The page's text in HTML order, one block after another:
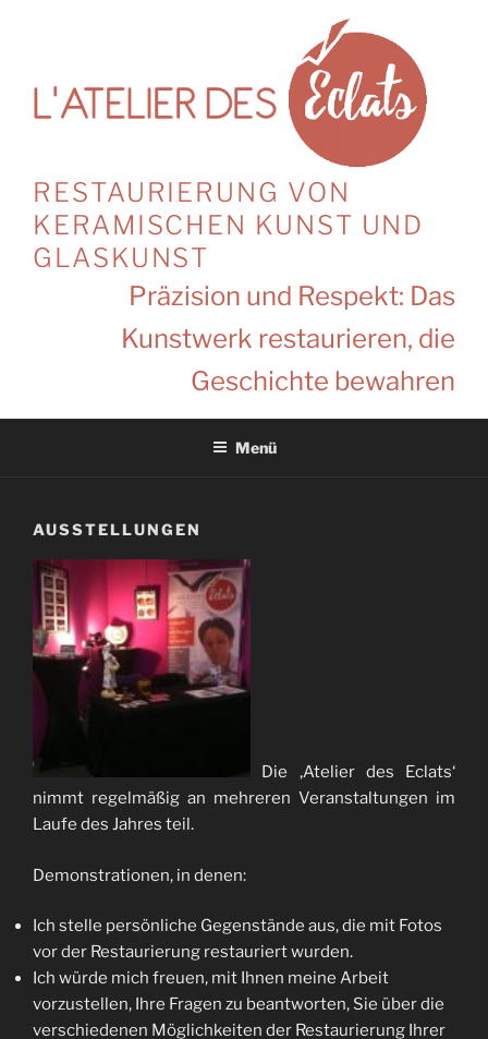
RESTAURIERUNG VON
KERAMISCHEN KUNST UND
GLASKUNST
Präzision und Respekt: Das
Kunstwerk restaurieren, die
Geschichte bewahren
Menü
AUSSTELLUNGEN
Die ‚Atelier des Eclats‘
nimmt regelmäßig an mehreren Veranstaltungen im
Laufe des Jahres teil.
Demonstrationen, in denen:
Ich stelle persönliche Gegenstände aus, die mit Fotos
vor der Restaurierung restauriert wurden.
Ich würde mich freuen, mit Ihnen meine Arbeit
vorzustellen, Ihre Fragen zu beantworten, Sie über die
verschiedenen Möglichkeiten der Restaurierung Ihrer